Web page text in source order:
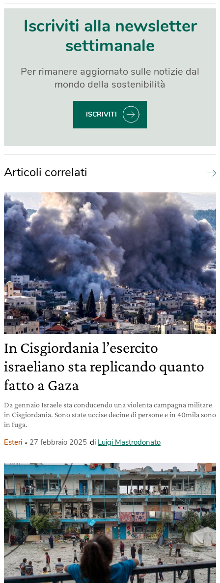
Iscriviti alla newsletter
settimanale
Per rimanere aggiornato sulle notizie dal
mondo della sostenibilità
ISCRIVITI
Articoli correlati
In Cisgiordania l’esercito
israeliano sta replicando quanto
fatto a Gaza
Da gennaio Israele sta conducendo una violenta campagna militare
in Cisgiordania. Sono state uccise decine di persone e in 40mila sono
in fuga.
Esteri 27 febbraio 2025 di Luigi Mastrodonato